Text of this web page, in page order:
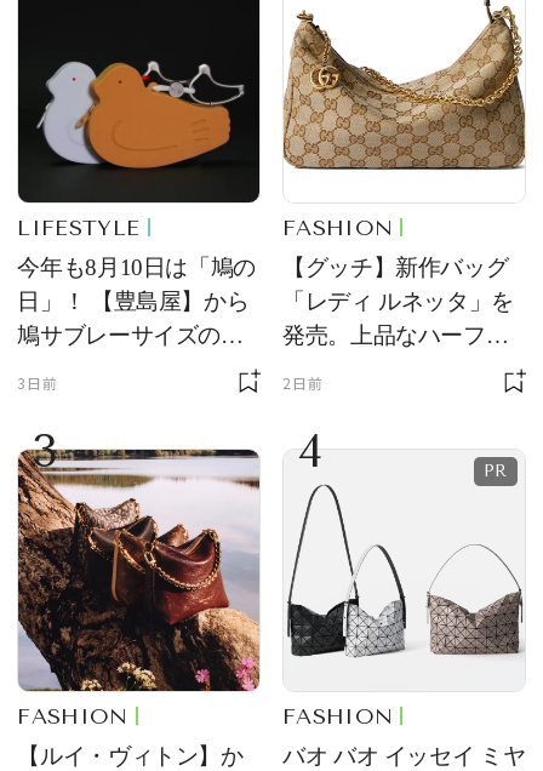
LIFESTYLE
今年も8月10日は「鳩の
日」！ 【豊島屋】から
鳩サブレーサイズのポ
ーチ「はとっこ」を限
3日前
FASHION
【グッチ】新作バッグ
「レディ ルネッタ」を
発売。上品なハーフム
ーン型がスタイリング
2日前
3
FASHION
【ルイ・ヴィトン】か
4
FASHION
バオ バオ イッセイ ミヤ